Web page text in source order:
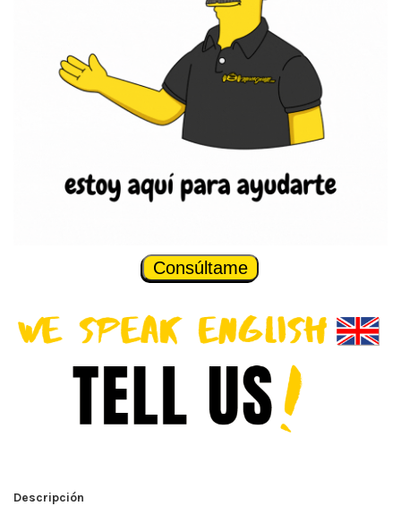
Consúltame
Descripción